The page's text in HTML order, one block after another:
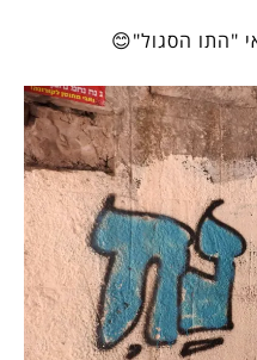
"התו הסגול"😊